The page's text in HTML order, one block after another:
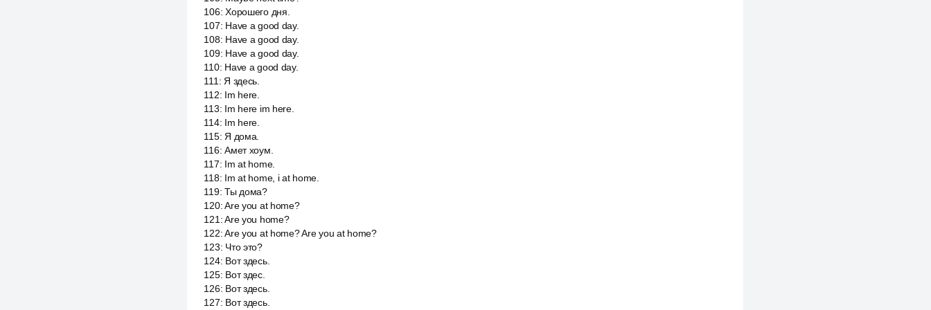
106:Хорошего дня.
107: Have a good day.
108: Have a good day.
109: Have a good day.
110: Have a good day.
111 : Я здесь.
112: Im here.
113: Im here im here.
114: Im here.
115: Я дома.
116:Амет хоум.
117: Im at home.
118: Im at home, i at home.
119:Ты дома?
120:Are you at home?
121 :Are you home?
122:Are you at home? Are you at home?
123: Что это?
124: Вот здесь.
125: Вот здес.
126: Вот здесь.
127: Вот здесь.